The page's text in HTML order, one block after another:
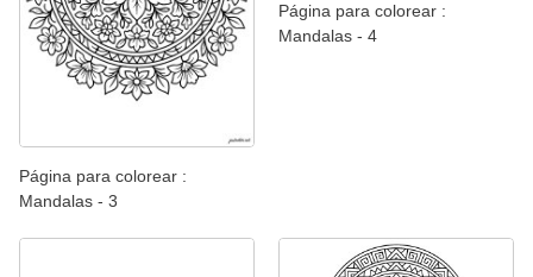
Página para colorear :
Mandalas - 3
Página para colorear :
Mandalas - 4